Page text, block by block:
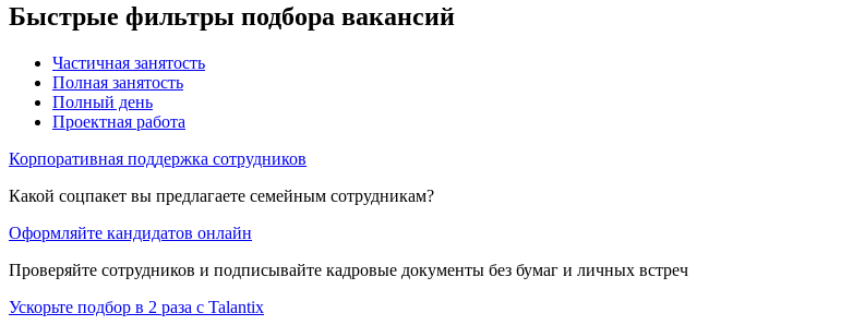
Быстрые фильтры подбора вакансий
Частичная занятость
Полная занятость
Полный день
Проектная работа
Корпоративная поддержка сотрудников
Какой соцпакет вы предлагаете семейным сотрудникам?
Оформляйте кандидатов онлайн
Проверяйте сотрудников и подписывайте кадровые документы без бумаг и личных встреч
Ускорьте подбор в 2 раза с Talantix